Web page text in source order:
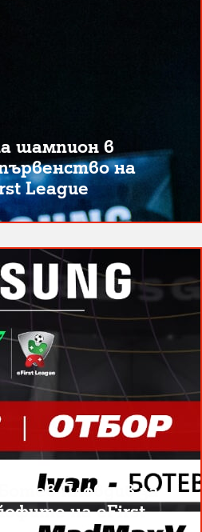
шампион в
на
League
Пловдив за
на eFirst